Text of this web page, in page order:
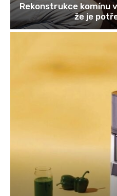
Rekonstrukce komínu
že je